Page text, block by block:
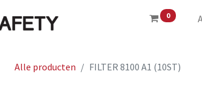
0
Alle producten FILTER 8100 A1 (10ST)